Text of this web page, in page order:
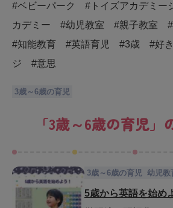
#ベビーパーク #トイズアカデミー
カデミー #幼児教室 #親子教室
#知能教育 #英語育児 #3歳 #好
ジ #意思
3歳～6歳の育児
「3歳～6歳の育児」
3歳～6歳の育児 幼児教
5歳から英語を始め